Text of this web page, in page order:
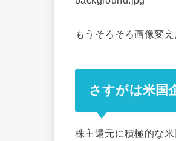
もうそろそろ画像変え
さすがは米国
株主還元に積極的な